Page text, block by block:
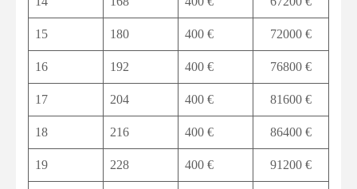
15 180 400 € 72000 €
16 192 400 € 76800 €
17 204 400 € 81600 €
18 216 400 € 86400 €
19 228 400 € 91200 €